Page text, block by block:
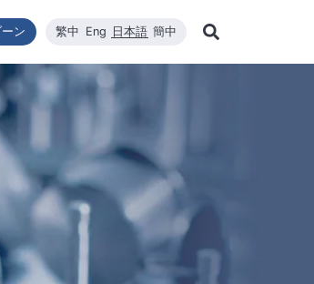
コアコンピタンス
材料
CNC精密製造
ハイスペッククリーニング
ン
WINAICO
イベント情報
製品・技術
重要ニュース
公益與活動
報
告
売上報告
係者
企業の持続可能性
持続可能な政策
組織與推動
公益與活動
環境・健康・安全に関する方針
ン 繁中 Eng 日本語 簡中 Learn